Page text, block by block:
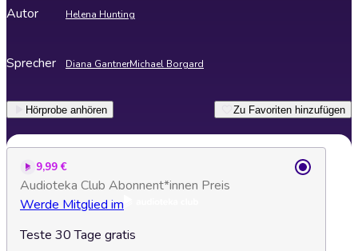
Autor Helena Hunting
Sprecher Diana GantnerMichael Borgard
Hörprobe anhören Zu Favoriten hinzufügen
9,99 €
Audioteka Club Abonnent*innen Preis
Werde Mitglied im
Teste 30 Tage gratis